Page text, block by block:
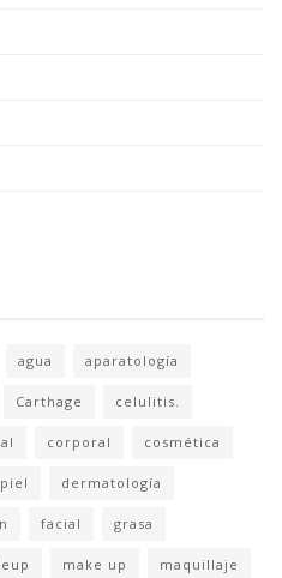
agua aparatología
Carthage celulitis.
corporal cosmética
dermatología
facial grasa
make up maquillaje